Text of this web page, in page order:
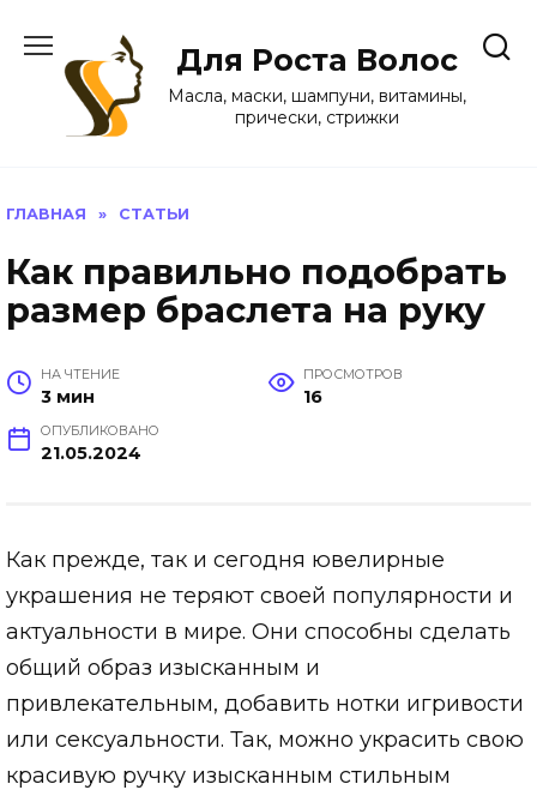
содержанию
Для Роста Волос
Масла, маски, шампуни, витамины,
прически, стрижки
ГЛАВНАЯ » СТАТЬИ
Как правильно подобрать
размер браслета на руку
НА ЧТЕНИЕ
3 мин
ПРОСМОТРОВ
16
ОПУБЛИКОВАНО
21.05.2024
Как прежде, так и сегодня ювелирные
украшения не теряют своей популярности и
актуальности в мире. Они способны сделать
общий образ изысканным и
привлекательным, добавить нотки игривости
или сексуальности. Так, можно украсить свою
красивую ручку изысканным стильным